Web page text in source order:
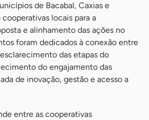
de Bacabal, Caxias e
locais para a
e alinhamento das ações no
foram dedicados à conexão entre
das etapas do
do engajamento das
de inovação, gestão e acesso a
entre as cooperativas